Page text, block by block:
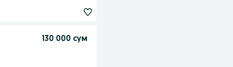
130 000 сум